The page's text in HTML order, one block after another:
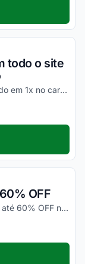
todo o site
Tenha até 10% OFF na Americanas pagando em 1x no cartão Americanas. Válido nas compras a partir de R$99, nos produtos vendidos e entregues pela Americanas.
OFF
Confira móveis no site da Americanas com até 60% OFF na Mega Liquidação. Desconto já aplicado ao preço dos produtos. Confira!